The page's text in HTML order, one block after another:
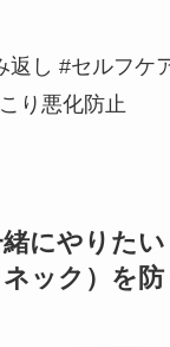
返し #セルフケ
り悪化防止
にやりた
ネック）を